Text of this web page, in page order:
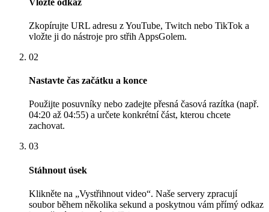
Zkopírujte URL adresu z YouTube, Twitch nebo TikTok a
vložte ji do nástroje pro střih AppsGolem.
02
Nastavte čas začátku a konce
Použijte posuvníky nebo zadejte přesná časová razítka (např.
04:20 až 04:55) a určete konkrétní část, kterou chcete
zachovat.
03
Stáhnout úsek
Klikněte na „Vystřihnout video“. Naše servery zpracují
soubor během několika sekund a poskytnou vám přímý odkaz